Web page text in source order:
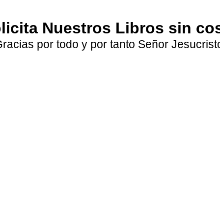
Nuestros Libros sin
por todo y por tanto Señor